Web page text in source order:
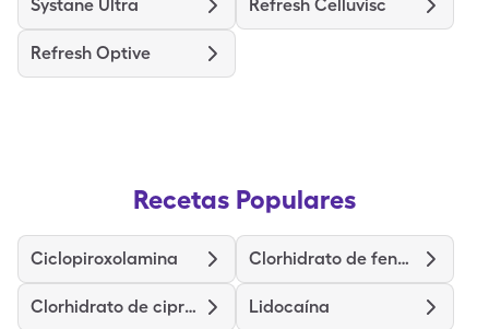
Systane Ultra Refresh Celluvisc
Refresh Optive
Recetas Populares
Ciclopiroxolamina Clorhidrato de fenazopiridina
Clorhidrato de ciprofloxacina Lidocaína